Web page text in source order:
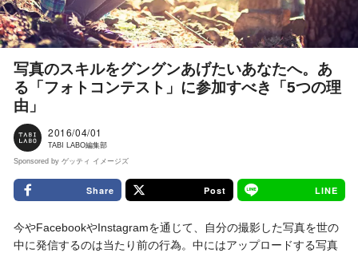
写真のスキルをグングンあげたいあなたへ。あ
る「フォトコンテスト」に参加すべき「5つの理
由」
2016/04/01
TABI LABO編集部
Sponsored by ゲッティ イメージズ
Share Post LINE
今やFacebookやInstagramを通じて、自分の撮影した写真を世の
中に発信するのは当たり前の行為。中にはアップロードする写真